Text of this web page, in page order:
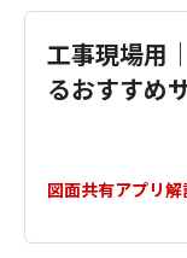
工事現場用
るおすすめ
図面共有アプリ